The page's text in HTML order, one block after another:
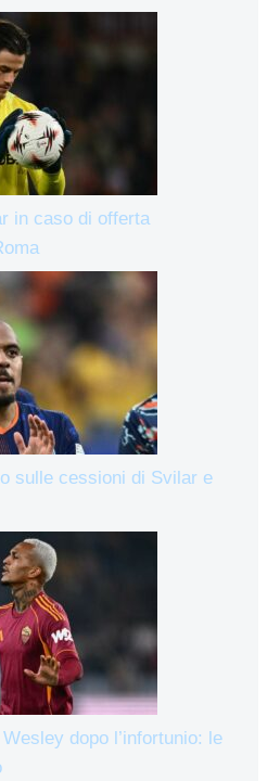
in caso di offerta
sulle cessioni di Svilar e
dopo l’infortunio: le